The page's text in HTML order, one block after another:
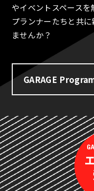
やイベントスペース
プランナーたちと共
ませんか？
GARAGE